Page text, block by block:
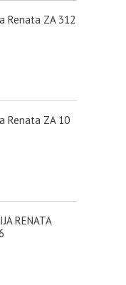
Renata ZA 312
Renata ZA 10
RENATA